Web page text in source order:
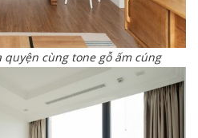
quyện cùng tone gỗ ấm cúng